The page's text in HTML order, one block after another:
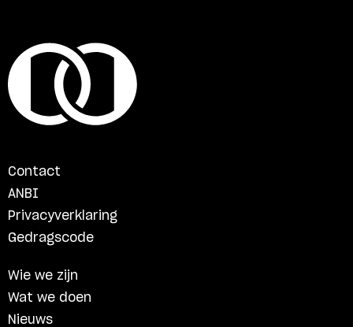
Contact
ANBI
Privacyverklaring
Gedragscode
Wie we zijn
Wat we doen
Nieuws